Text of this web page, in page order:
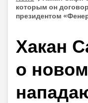
которым он
президентом
Хакан
о новом